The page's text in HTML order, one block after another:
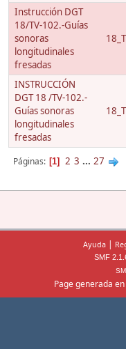
Instrucción DGT
18/TV-102.-Guías
sonoras
longitudinales
fresadas
INSTRUCCIÓN
DGT 18 /TV-102.-
Guías sonoras
longitudinales
fresadas
Páginas 1 2 3 ... 27
Ayuda |
SMF
Page generada